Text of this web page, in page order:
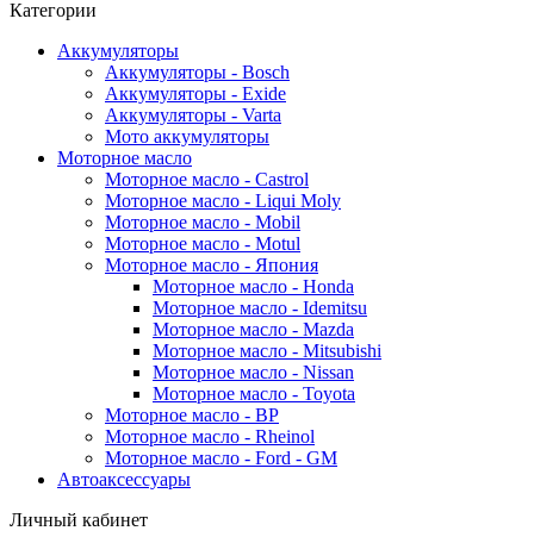
Категории
Аккумуляторы
Аккумуляторы - Bosch
Аккумуляторы - Exide
Аккумуляторы - Varta
Мото аккумуляторы
Моторное масло
Моторное масло - Castrol
Моторное масло - Liqui Moly
Моторное масло - Mobil
Моторное масло - Motul
Моторное масло - Япония
Моторное масло - Honda
Моторное масло - Idemitsu
Моторное масло - Mazda
Моторное масло - Mitsubishi
Моторное масло - Nissan
Моторное масло - Toyota
Моторное масло - BP
Моторное масло - Rheinol
Моторное масло - Ford - GM
Автоаксессуары
Личный кабинет